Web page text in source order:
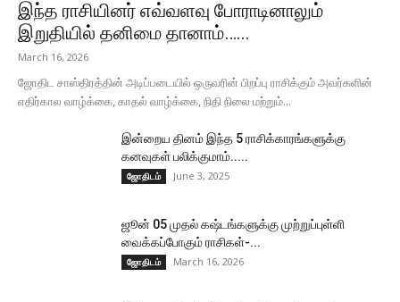
இந்த ராசியினர் எவ்வளவு போராடினாலும்
இறுதியில் தனிமை தானாம்…...
March 16, 2026
ஜோதிட சாஸ்திரத்தின் அடிப்படையில் ஒருவரின் பிறப்பு ராசிக்கும் அவர்களின்
எதிர்கால வாழ்க்கை, காதல் வாழ்க்கை, நிதி நிலை மற்றும்...
இன்றைய தினம் இந்த 5 ராசிக்காரங்களுக்கு
கனவுகள் பலிக்குமாம்.....
ஜோதிடம் June 3, 2025
ஜூன் 05 முதல் கஷ்டங்களுக்கு முற்றுப்புள்ளி
வைக்கப்போகும் ராசிகள்-...
ஜோதிடம் March 16, 2026